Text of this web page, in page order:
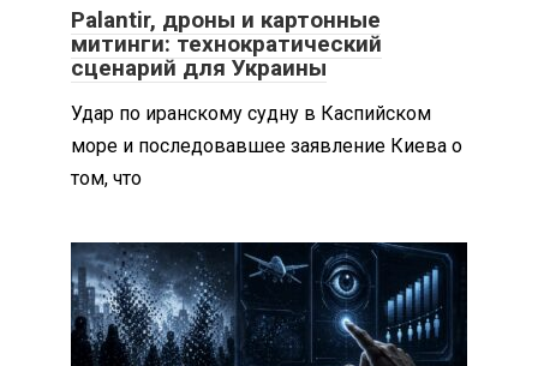
Palantir, дроны и картонные
митинги: технократический
сценарий для Украины
Удар по иранскому судну в Каспийском
море и последовавшее заявление Киева о
том, что